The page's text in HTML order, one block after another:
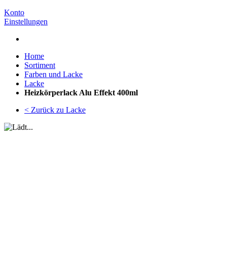
Konto
Einstellungen
Home
Sortiment
Farben und Lacke
Lacke
Heizkörperlack Alu Effekt 400ml
< Zurück zu Lacke